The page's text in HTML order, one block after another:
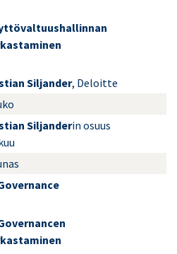
Siljander, Deloitte
Siljanderin osuus